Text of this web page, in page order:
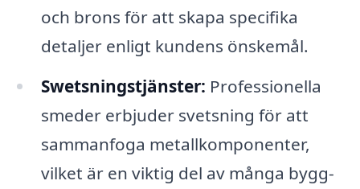
och brons för att skapa specifika
detaljer enligt kundens önskemål.
Swetsningstjänster: Professionella
smeder erbjuder svetsning för att
sammanfoga metallkomponenter,
vilket är en viktig del av många bygg-